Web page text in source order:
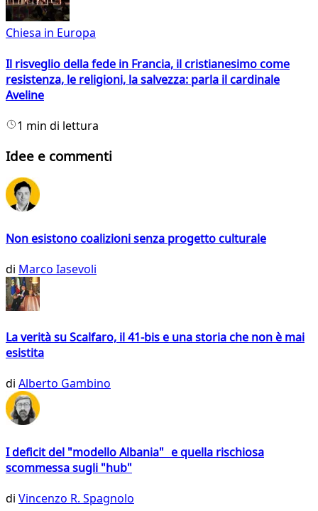
Chiesa in Europa
Il risveglio della fede in Francia, il cristianesimo come
resistenza, le religioni, la salvezza: parla il cardinale
Aveline
1 min di lettura
Idee e commenti
Non esistono coalizioni senza progetto culturale
di Marco Iasevoli
La verità su Scalfaro, il 41-bis e una storia che non è mai
esistita
di Alberto Gambino
I deficit del "modello Albania" e quella rischiosa
scommessa sugli "hub"
di Vincenzo R. Spagnolo